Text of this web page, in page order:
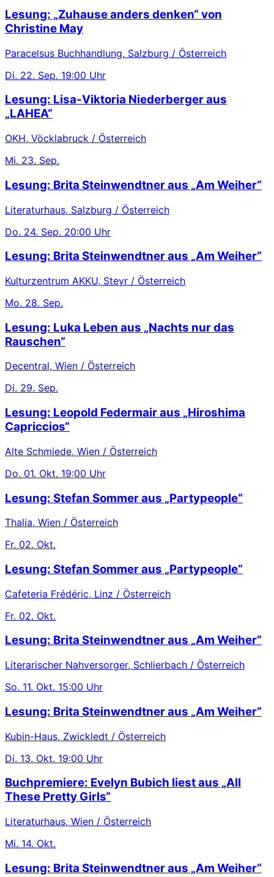
Lesung: „Zuhause anders denken“ von
Christine May
Paracelsus Buchhandlung, Salzburg / Österreich
Di. 22. Sep. 19:00 Uhr
Lesung: Lisa-Viktoria Niederberger aus
„LAHEA“
OKH, Vöcklabruck / Österreich
Mi. 23. Sep.
Lesung: Brita Steinwendtner aus „Am Weiher“
Literaturhaus, Salzburg / Österreich
Do. 24. Sep. 20:00 Uhr
Lesung: Brita Steinwendtner aus „Am Weiher“
Kulturzentrum AKKU, Steyr / Österreich
Mo. 28. Sep.
Lesung: Luka Leben aus „Nachts nur das
Rauschen“
Decentral, Wien / Österreich
Di. 29. Sep.
Lesung: Leopold Federmair aus „Hiroshima
Capriccios“
Alte Schmiede, Wien / Österreich
Do. 01. Okt. 19:00 Uhr
Lesung: Stefan Sommer aus „Partypeople“
Thalia, Wien / Österreich
Fr. 02. Okt.
Lesung: Stefan Sommer aus „Partypeople“
Cafeteria Frédéric, Linz / Österreich
Fr. 02. Okt.
Lesung: Brita Steinwendtner aus „Am Weiher“
Literarischer Nahversorger, Schlierbach / Österreich
So. 11. Okt. 15:00 Uhr
Lesung: Brita Steinwendtner aus „Am Weiher“
Kubin-Haus, Zwickledt / Österreich
Di. 13. Okt. 19:00 Uhr
Buchpremiere: Evelyn Bubich liest aus „All
These Pretty Girls“
Literaturhaus, Wien / Österreich
Mi. 14. Okt.
Lesung: Brita Steinwendtner aus „Am Weiher“